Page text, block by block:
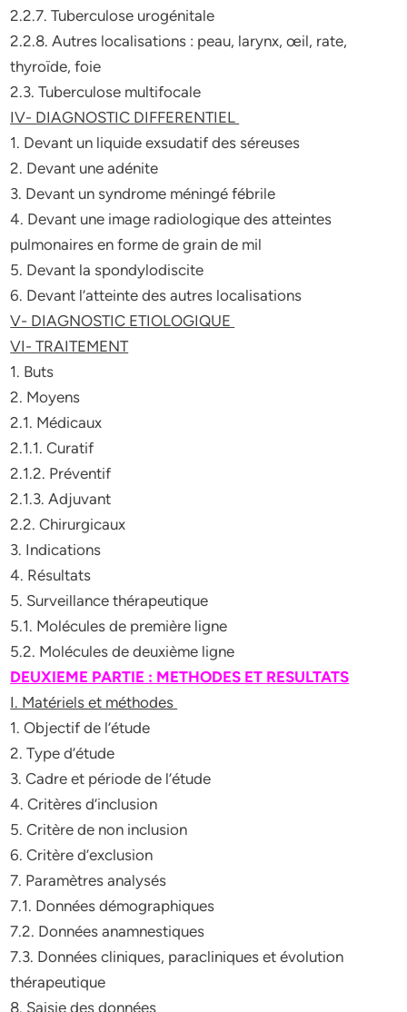
2.2.7. Tuberculose urogénitale
2.2.8. Autres localisations : peau, larynx, œil, rate,
thyroïde, foie
2.3. Tuberculose multifocale
IV- DIAGNOSTIC DIFFERENTIEL
1. Devant un liquide exsudatif des séreuses
2. Devant une adénite
3. Devant un syndrome méningé fébrile
4. Devant une image radiologique des atteintes
pulmonaires en forme de grain de mil
5. Devant la spondylodiscite
6. Devant l’atteinte des autres localisations
V- DIAGNOSTIC ETIOLOGIQUE
VI- TRAITEMENT
1. Buts
2. Moyens
2.1. Médicaux
2.1.1. Curatif
2.1.2. Préventif
2.1.3. Adjuvant
2.2. Chirurgicaux
3. Indications
4. Résultats
5. Surveillance thérapeutique
5.1. Molécules de première ligne
5.2. Molécules de deuxième ligne
DEUXIEME PARTIE : METHODES ET RESULTATS
I. Matériels et méthodes
1. Objectif de l’étude
2. Type d’étude
3. Cadre et période de l’étude
4. Critères d’inclusion
5. Critère de non inclusion
6. Critère d’exclusion
7. Paramètres analysés
7.1. Données démographiques
7.2. Données anamnestiques
7.3. Données cliniques, paracliniques et évolution
thérapeutique
8. Saisie des données